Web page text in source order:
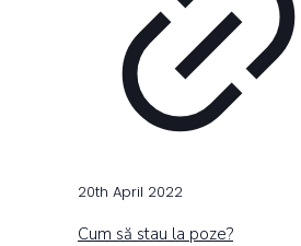
20th April 2022
Cum să stau la poze?